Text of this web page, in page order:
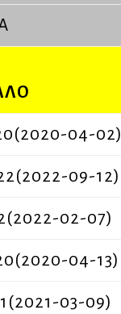
04-02)
09-12)
02-07)
04-13)
03-09)